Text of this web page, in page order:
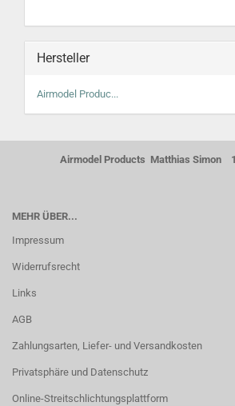
Hersteller
Airmodel Produc...
Airmodel Products Matthias Simon
MEHR ÜBER...
Impressum
Widerrufsrecht
Links
AGB
Zahlungsarten, Liefer- und Versandkosten
Privatsphäre und Datenschutz
Online-Streitschlichtungsplattform